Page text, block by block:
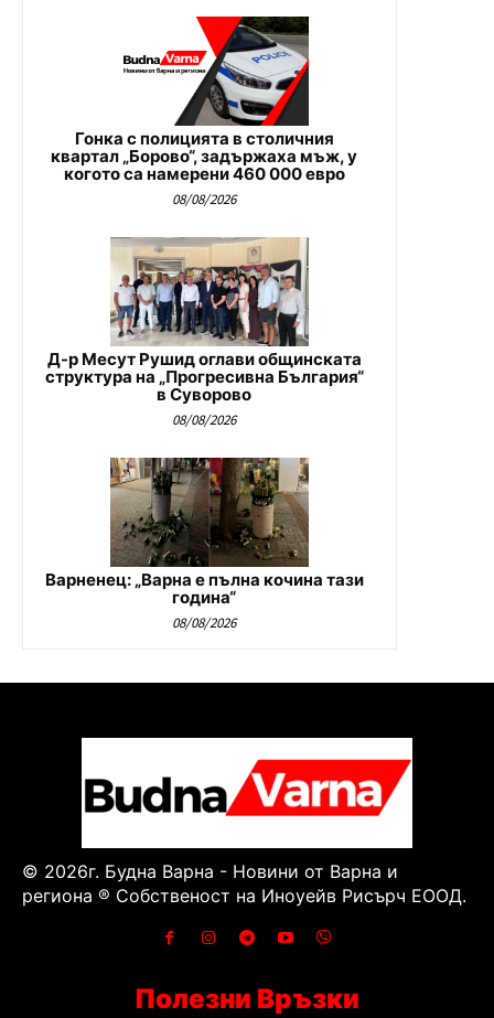
Гонка с полицията в столичния
квартал „Борово“, задържаха мъж, у
когото са намерени 460 000 евро
08/08/2026
Д-р Месут Рушид оглави общинската
структура на „Прогресивна България“
в Суворово
08/08/2026
Варненец: „Варна е пълна кочина тази
година“
08/08/2026
© 2026г. Будна Варна - Новини от Варна и
региона ® Собственост на Иноуейв Рисърч ЕООД.
Полезни Връзки